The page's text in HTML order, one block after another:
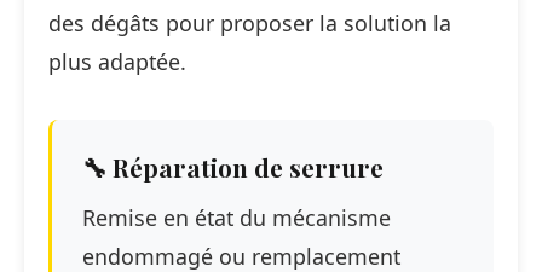
des dégâts pour proposer la solution la
plus adaptée.
🔧 Réparation de serrure
Remise en état du mécanisme
endommagé ou remplacement